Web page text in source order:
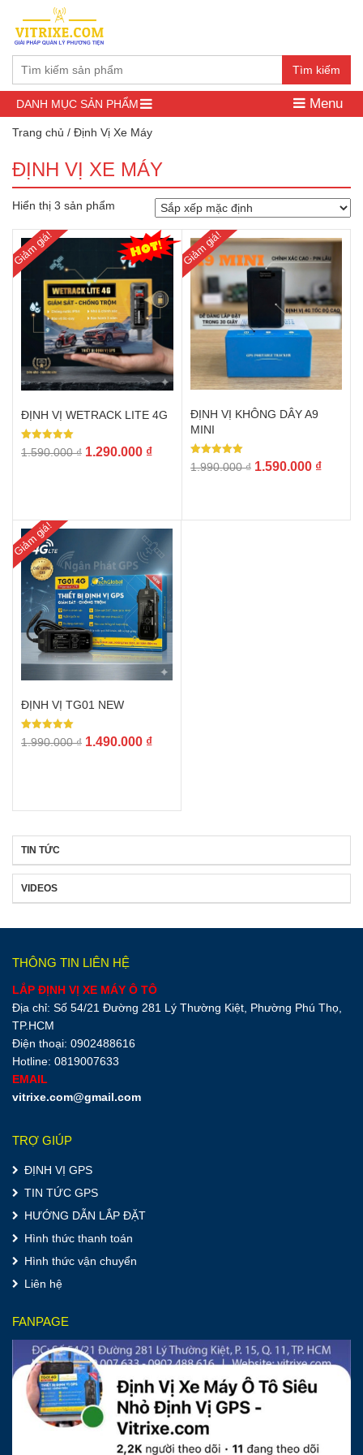
Tìm kiếm
DANH MỤC SẢN PHẨM Menu
Trang chủ / Định Vị Xe Máy
ĐỊNH VỊ XE MÁY
Hiển thị 3 sản phẩm
Giảm giá!
ĐỊNH VỊ WETRACK LITE 4G
Được xếp
hạng
1.590.000₫ Giá
1.290.000 ₫Giá
1.290.000 ₫.
Giảm giá!
ĐỊNH VỊ KHÔNG DÂY A9
MINI
Được xếp
hạng
1.990.000₫ Giá
1.990.000 ₫.
1.590.000 ₫Giá
là:
Giảm giá!
ĐỊNH VỊ TG01 NEW
Được xếp
hạng
1.990.000₫ Giá
1.490.000 ₫Giá
1.490.000 ₫.
TIN TỨC
VIDEOS
THÔNG TIN LIÊN HỆ
LẮP ĐỊNH VỊ XE MÁY Ô TÔ
Địa chỉ: Số 54/21 Đường 281 Lý Thường Kiệt, Phường Phú Thọ,
TP.HCM
Điện thoại: 0902488616
Hotline: 0819007633
EMAIL
vitrixe.com@gmail.com
TRỢ GIÚP
ĐỊNH VỊ GPS
TIN TỨC GPS
HƯỚNG DẪN LẮP ĐẶT
Hình thức thanh toán
Hình thức vận chuyển
Liên hệ
FANPAGE